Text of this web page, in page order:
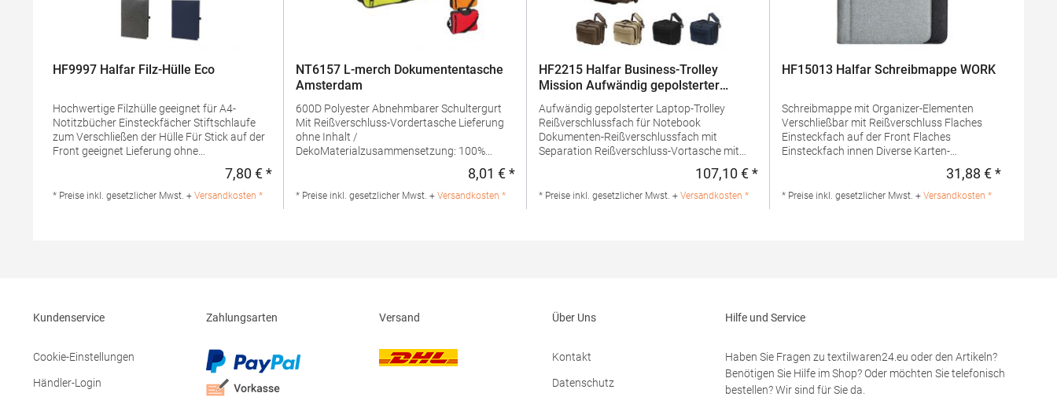
HF9997 Halfar Filz-Hülle Eco
Hochwertige Filzhülle geeignet für A4-
Notitzbücher Einsteckfächer Stiftschlaufe
zum Verschließen der Hülle Für Stick auf der
Front geeignet Lieferung ohne
Produktsicherheit: Herst.-Nr.:
Regulärer Preis:
7,80 € *
* Preise inkl. gesetzlicher Mwst. + Versandkosten *
NT6157 L-merch Dokumententasche
Amsterdam
600D Polyester Abnehmbarer Schultergurt
Mit Reißverschluss-Vordertasche Lieferung
ohne Inhalt /
DekoMaterialzusammensetzung: 100%
NT6157Hersteller: printwear.eu GmbH & Co.
Regulärer Preis:
8,01 € *
* Preise inkl. gesetzlicher Mwst. + Versandkosten *
HF2215 Halfar Business-Trolley
Mission Aufwändig gepolsterter
Laptop-Trolley
Aufwändig gepolsterter Laptop-Trolley
Reißverschlussfach für Notebook
Dokumenten-Reißverschlussfach mit
Separation Reißverschluss-Vortasche mit
längenverstellbarer Schultergurt mit
Regulärer Preis:
107,10 € *
* Preise inkl. gesetzlicher Mwst. + Versandkosten *
HF15013 Halfar Schreibmappe WORK
Schreibmappe mit Organizer-Elementen
Verschließbar mit Reißverschluss Flaches
Einsteckfach auf der Front Flaches
Einsteckfach innen Diverse Karten-
zum Aufstellen von digitalen Geräten
Regulärer
31,88 € *
* Preise inkl. gesetzlicher Mwst. + Versandkosten *
Kundenservice
Cookie-Einstellungen
Händler-Login
Zahlungsarten Versand Über Uns
Kontakt
Datenschutz
Hilfe und Service
Haben Sie Fragen zu textilwaren24.eu oder den Artikeln?
Benötigen Sie Hilfe im Shop? Oder möchten Sie telefonisch
bestellen? Wir sind für Sie da.